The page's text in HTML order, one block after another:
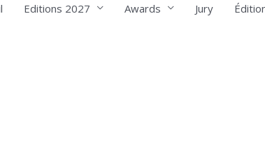
Editions 2027 Awards Jury